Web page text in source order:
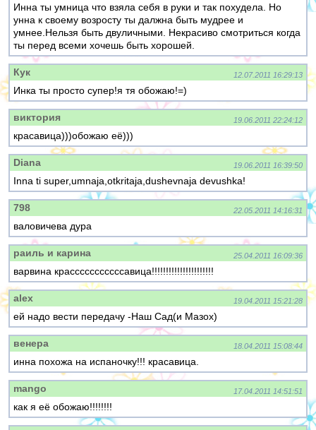
Инна ты умница что взяла себя в руки и так похудела. Но
унна к своему возросту ты далжна быть мудрее и
умнее.Нельзя быть двуличными. Некрасиво смотриться когда
ты перед всеми хочешь быть хорошей.
Кук 12.07.2011 16:29:13
Инка ты просто супер!я тя обожаю!=)
виктория 19.06.2011 22:24:12
красавица)))обожаю её)))
Diana 19.06.2011 16:39:50
Inna ti super,umnaja,otkritaja,dushevnaja devushka!
798 22.05.2011 14:16:31
валовичева дура
раиль и карина 25.04.2011 16:09:36
варвина красссссссссссавица!!!!!!!!!!!!!!!!!!!!!!
alex 19.04.2011 15:21:28
ей надо вести передачу -Наш Сад(и Мазох)
венера 18.04.2011 15:08:44
инна похожа на испаночку!!! красавица.
mango 17.04.2011 14:51:51
как я её обожаю!!!!!!!!